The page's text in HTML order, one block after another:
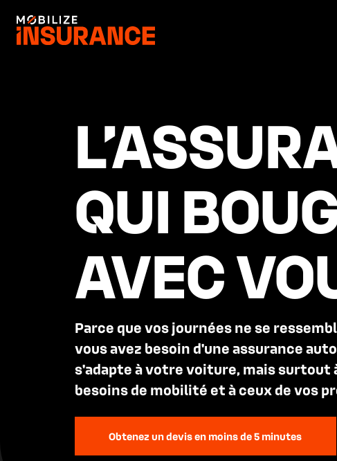
QUI
AVEC
Parce que vos journées ne se
vous avez besoin d'une assurance
s'adapte à votre voiture, mais surtout
besoins de mobilité et à ceux de vos
Obtenez un devis en moins de 5 minutes